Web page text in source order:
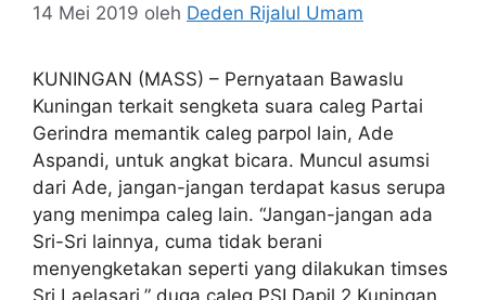
14 Mei 2019 oleh Deden Rijalul Umam
KUNINGAN (MASS) – Pernyataan Bawaslu
Kuningan terkait sengketa suara caleg Partai
Gerindra memantik caleg parpol lain, Ade
Aspandi, untuk angkat bicara. Muncul asumsi
dari Ade, jangan-jangan terdapat kasus serupa
yang menimpa caleg lain. “Jangan-jangan ada
Sri-Sri lainnya, cuma tidak berani
menyengketakan seperti yang dilakukan timses
Sri Laelasari,” duga caleg PSI Dapil 2 Kuningan